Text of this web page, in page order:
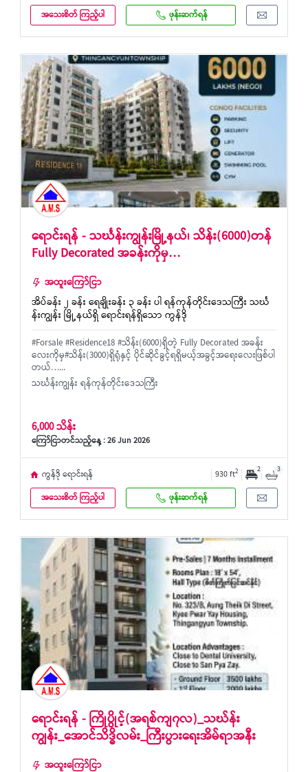
အသေးစိတ် ကြည့်ပါ ဖုန်းဆက်ရန်
ရောင်းရန် - သင်္ဃန်းကျွန်းမြို့နယ်၊ သိန်း(6000)တန်
Fully Decorated အခန်းကိုမှ…
အထူးကြော်ငြာ
အိပ်ခန်း ၂ ခန်း ရေချိုးခန်း ၃ ခန်း ပါ ရန်ကုန်တိုင်းဒေသကြီး သင်္ဃ
န်းကျွန်း မြို့နယ်ရှိ ရောင်းရန်ရှိသော ကွန်ဒို
#Forsale #Residence18 #သိန်း(6000)ရှိတဲ့ Fully Decorated အခန်း
လေးကိုမှ#သိန်း(3000)ရှိရုံနှင့် ပိုင်ဆိုင်ခွင့်ရရှိမယ့်အခွင့်အရေးလေးဖြစ်ပါ
တယ်…...
သင်္ဃန်းကျွန်း ရန်ကုန်တိုင်းဒေသကြီး
6,000 သိန်း
ကြော်ငြာတင်သည့်နေ့ : 26 Jun 2026
ကွန်ဒို ရောင်းရန် 930 ft2 2 3
အသေးစိတ် ကြည့်ပါ ဖုန်းဆက်ရန်
ရောင်းရန် - ကြိုပွိုင့်(အရစ်ကျ၇လ)_သဃ်န်း
ကျွန်း_အောင်သိဒ္ဓိလမ်း_ကြီးပွားရေးအိမ်ရာအနီး
အထူးကြော်ငြာ